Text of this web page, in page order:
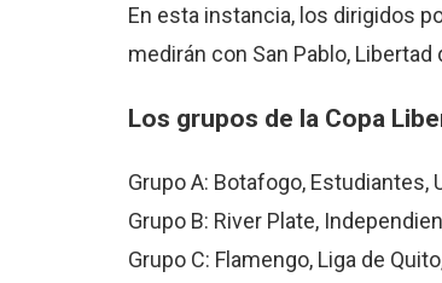
En esta instancia, los dirigidos
medirán con San Pablo,
Los grupos de la Copa
Grupo A: Botafogo, Estudiantes,
Grupo B: River Plate,
Grupo C: Flamengo, Liga de